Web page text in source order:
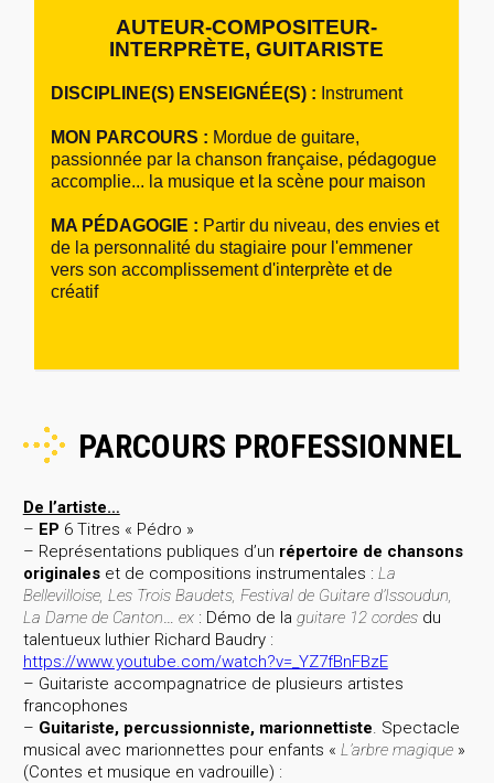
AUTEUR-COMPOSITEUR-
INTERPRÈTE, GUITARISTE
DISCIPLINE(S) ENSEIGNÉE(S) : Instrument
MON PARCOURS : Mordue de guitare,
passionnée par la chanson française, pédagogue
accomplie... la musique et la scène pour maison
MA PÉDAGOGIE : Partir du niveau, des envies et
de la personnalité du stagiaire pour l'emmener
vers son accomplissement d'interprète et de
créatif
PARCOURS PROFESSIONNEL
De l’artiste…
– EP 6 Titres « Pédro »
– Représentations publiques d’un répertoire de chansons
originaleset de compositions instrumentales : La
Bellevilloise, Les Trois Baudets, Festival de Guitare d’Issoudun,
La Dame de Canton… ex: Démo de la guitare 12 cordesdu
talentueux luthier Richard Baudry :
https://www.youtube.com/watch?v=_YZ7fBnFBzE
– Guitariste accompagnatrice de plusieurs artistes
francophones
– Guitariste, percussionniste, marionnettiste. Spectacle
musical avec marionnettes pour enfants « L’arbre magique»
(Contes et musique en vadrouille) :